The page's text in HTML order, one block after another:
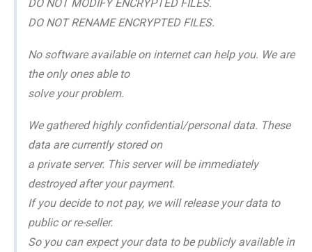
DO NOT MODIFY ENCRYPTED FILES.
DO NOT RENAME ENCRYPTED FILES.
No software available on internet can help you. We are
the only ones able to
solve your problem.
We gathered highly confidential/personal data. These
data are currently stored on
a private server. This server will be immediately
destroyed after your payment.
If you decide to not pay, we will release your data to
public or re-seller.
So you can expect your data to be publicly available in